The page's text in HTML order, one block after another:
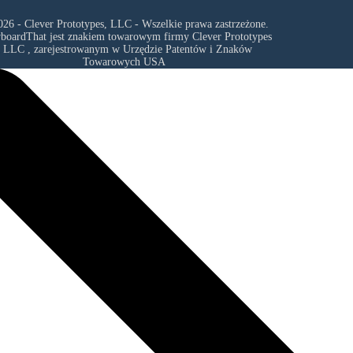
- Clever Prototypes, LLC - Wszelkie prawa zastrzeżone.
jest znakiem towarowym firmy Clever Prototypes
LLC, zarejestrowanym w Urzędzie Patentów i Znaków
Towarowych USA